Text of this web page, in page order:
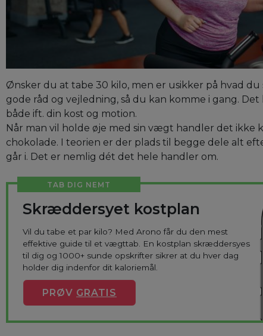
Ønsker du at tabe 30 kilo, men er usikker på hvad du
gode råd og vejledning, så du kan komme i gang.
både ift. din kost og motion.
Når man vil holde øje med sin vægt handler det ikke
chokolade. I teorien er der plads til begge dele alt
går i. Det er nemlig dét det hele handler om.
TAB DIG NEMT
Skræddersyet kostplan
Vil du tabe et par kilo? Med Arono får du den mest
effektive guide til et vægttab. En kostplan skræddersyes
til dig og 1000+ sunde opskrifter sikrer at du hver dag
holder dig indenfor dit kaloriemål.
PRØV GRATIS